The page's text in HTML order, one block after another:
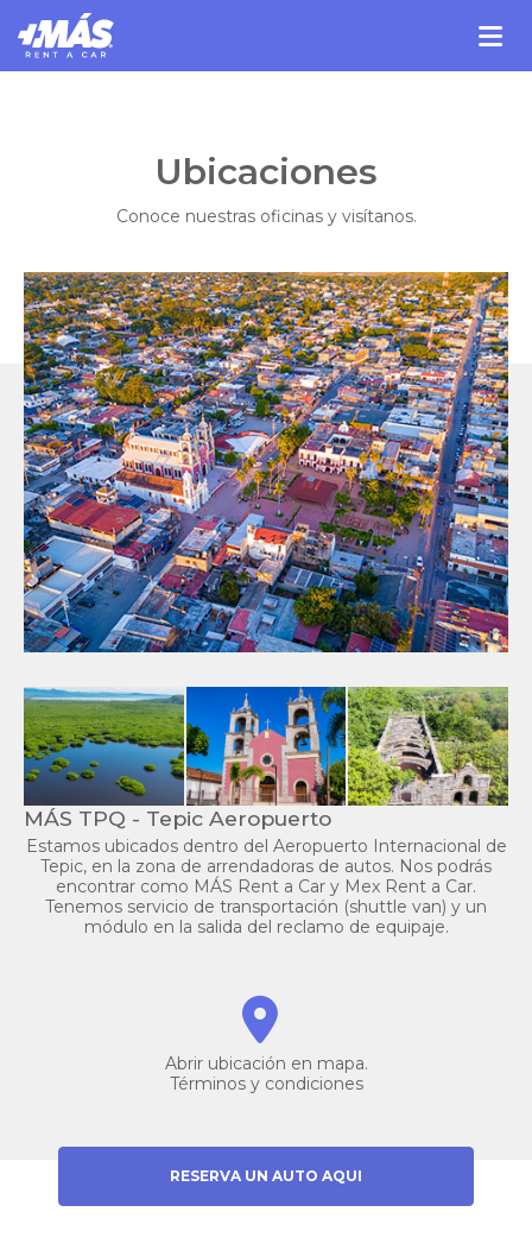
Ubicaciones
Conoce nuestras oficinas y visítanos.
MÁS TPQ - Tepic Aeropuerto
Estamos ubicados dentro del Aeropuerto Internacional de
Tepic, en la zona de arrendadoras de autos. Nos podrás
encontrar como MÁS Rent a Car y Mex Rent a Car.
Tenemos servicio de transportación (shuttle van) y un
módulo en la salida del reclamo de equipaje.
Abrir ubicación en mapa.
Términos y condiciones
RESERVA UN AUTO AQUI